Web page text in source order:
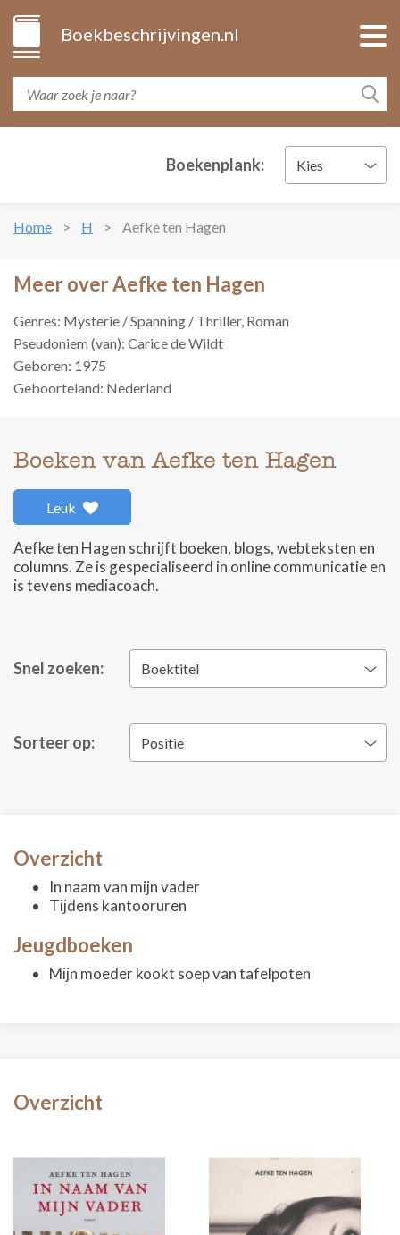
Boekbeschrijvingen.nl
Boekenplank: Kies
Home H Aefke ten Hagen
Meer over Aefke ten Hagen
Genres: Mysterie / Spanning / Thriller, Roman
Pseudoniem (van): Carice de Wildt
Geboren: 1975
Geboorteland: Nederland
Boeken van Aefke ten Hagen
Leuk
Aefke ten Hagen schrijft boeken, blogs, webteksten en
columns. Ze is gespecialiseerd in online communicatie en
is tevens mediacoach.
Snel zoeken: Boektitel
Sorteer op: Positie
Overzicht
In naam van mijn vader
Tijdens kantooruren
Jeugdboeken
Mijn moeder kookt soep van tafelpoten
Overzicht